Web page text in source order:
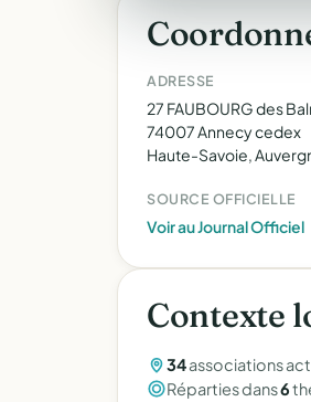
ADRESSE
27 FAUBOURG des
74007 Annecy cedex
Haute-Savoie,
SOURCE OFFICIELLE
Voir au Journal Officiel
Contexte
34associations
Réparties dans6